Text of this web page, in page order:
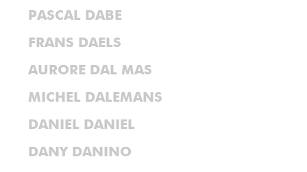
PASCAL DABE
FRANS DAELS
AURORE DAL MAS
MICHEL DALEMANS
DANIEL DANIEL
DANY DANINO